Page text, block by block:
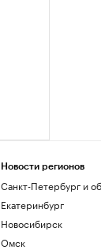
Новости регионов
Санкт-Петербург и
Екатеринбург
Новосибирск
Омск